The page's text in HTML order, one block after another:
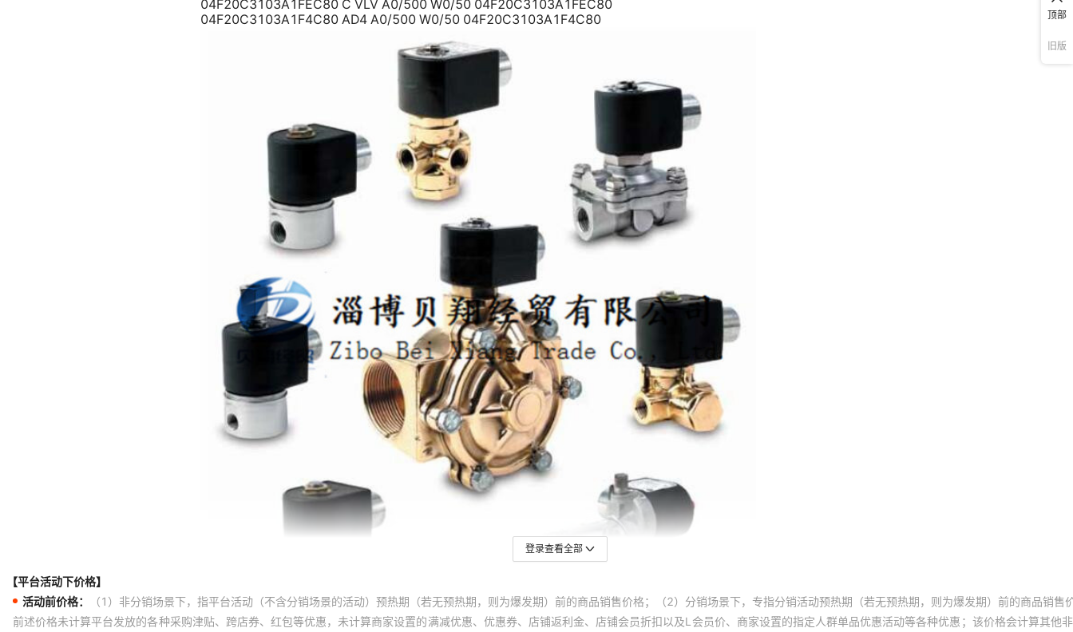
登录查看全部
【平台活动下价格】
活动前价格：
（1）非分销场景下，指平台活动（不含分销场景的活动）预热期（若无预热期，则为爆发期）前的商品销售价格；（2）分销场景下，专指分销活动预热期（若无预热期，则为爆发期）前的商品销售
前述价格未计算平台发放的各种采购津贴、跨店券、红包等优惠，未计算商家设置的满减优惠、优惠券、店铺返利金、店铺会员折扣以及L会员价、商家设置的指定人群单品优惠活动等各种优惠；该价格会计算其他
顶部
旧版